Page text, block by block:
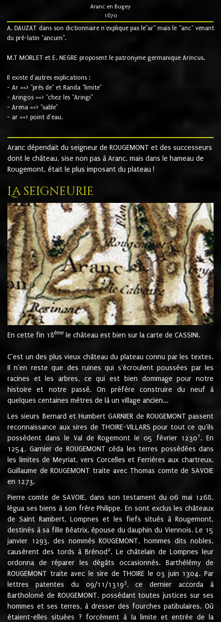
Aranc en Bugey
1670
A. DAUZAT dans son dictionnaire n'explique pas le"ar" mais le "anc" venant
du pré-latin "ancum".
M.T MORLET et E. NEGRE proposent le patronyme germanique Arincus.
Il existe d'autres explications :
- Ar ==> "près de" et Randa "limite"
- Aringos ==> "chez les "Aringi"
- Arena ==> "sable"
- ar ==> point d'eau.
Aranc dépendait du seigneur de ROUGEMONT et des successeurs
dont le château, sise non pas à Aranc, mais dans le hameau de
Rougemont, était le plus imposant du plateau !
La seigneurie
En cette fin 18ème le château est bien sur la carte de CASSINI.
C'est un des plus vieux château du plateau connu par les textes.
Il n'en reste que des ruines qui s'écroulent poussées par les
racines et les arbres, ce qui est bien dommage pour notre
histoire et notre passé. On préfère construire du neuf à
quelques centaines mètres de là un village ancien...
Les sieurs Bernard et Humbert GARNIER de ROUGEMONT passent
reconnaissance aux sires de THOIRE-VILLARS pour tout ce qu'ils
possèdent dans le Val de Rogemont le 05 février 12301 . En
1254, Garnier de ROUGEMONT céda les terres possédées dans
les limites de Meyriat, vers Corcelles et Ferrières aux chartreux.
Guillaume de ROUGEMONT traite avec Thomas comte de SAVOIE
en 1273.
Pierre comte de SAVOIE, dans son testament du 06 mai 1268,
légua ses biens à son frère Philippe. En sont exclus les châteaux
de Saint Rambert, Lompnes et les fiefs situés à Rougemont,
destinés à sa fille Béatrix, épouse du dauphin du Viennois. Le 15
janvier 1293, des nommés ROUGEMONT, hommes dits nobles,
causèrent des tords à Brénod 2. Le châtelain de Lompnes leur
ordonna de réparer les dégâts occasionnés. Barthélémy de
ROUGEMONT traite avec le sire de THOIRE le 03 juin 1304. Par
lettres patentes du 09/11/13193, ce dernier accorda à
Bartholomé de ROUGEMONT, possédant toutes justices sur ses
hommes et ses terres, à dresser des fourches patibulaires. Où
étaient-elles situées ? forcément à la limite et entrée de la